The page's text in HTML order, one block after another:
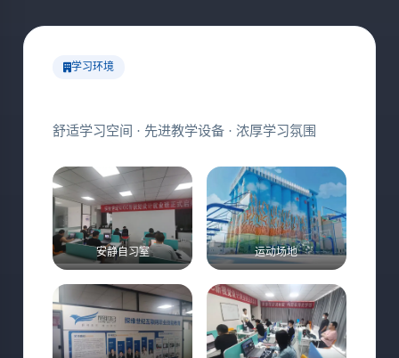
学习环境
舒适学习空间 · 先进教学设备 · 浓厚学习氛围
安静自习室 运动场地